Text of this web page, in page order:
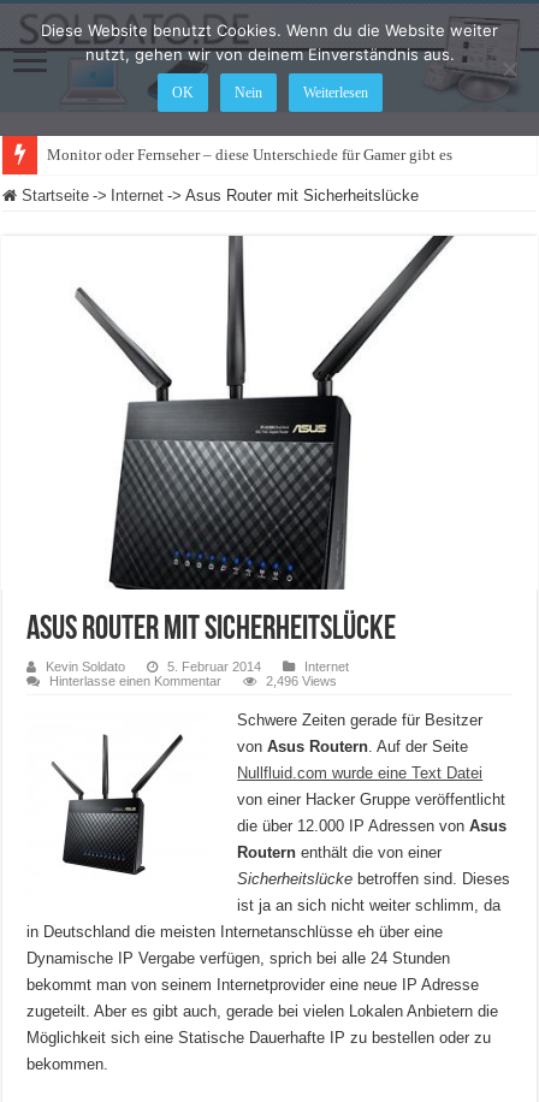
Monitor oder Fernseher – diese Unterschiede für Gamer gibt es
Startseite -> Internet -> Asus Router mit Sicherheitslücke
Asus Router mit Sicherheitslücke
Kevin Soldato 5. Februar 2014
Internet
Hinterlasse einen Kommentar
2,496 Views
Schwere Zeiten gerade für Besitzer
vonAsus Routern . Auf der Seite
Nullfluid.com wurde eine Text Datei
von einer Hacker Gruppe veröffentlicht
die über 12.000 IP Adressen von Asus
Routern enthält die von einer
Sicherheitslücke betroffen sind. Dieses
ist ja an sich nicht weiter schlimm, da
in Deutschland die meisten Internetanschlüsse eh über eine
Dynamische IP Vergabe verfügen, sprich bei alle 24 Stunden
bekommt man von seinem Internetprovider eine neue IP Adresse
zugeteilt. Aber es gibt auch, gerade bei vielen Lokalen Anbietern die
Möglichkeit sich eine Statische Dauerhafte IP zu bestellen oder zu
bekommen.
Diese Website benutzt Cookies. Wenn du die Website weiter
nutzt, gehen wir von deinem Einverständnis aus.
OK Nein Weiterlesen